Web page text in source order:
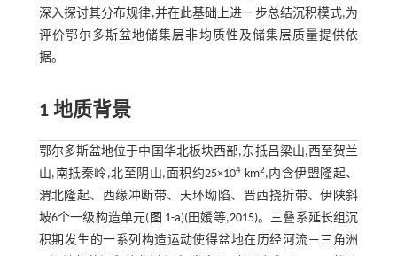
深入探讨其分布规律,并在此基础上进一步总结沉积模式,为
评价鄂尔多斯盆地储集层非均质性及储集层质量提供依
据。
1 地质背景
鄂尔多斯盆地位于中国华北板块西部,东抵吕梁山,西至贺兰
山,南抵秦岭,北至阴山,面积约25×104 km2,内含伊盟隆起、
渭北隆起、西缘冲断带、天环坳陷、晋西挠折带、伊陕斜
坡6个一级构造单元( 图 1-a)(田媛等,2015)。三叠系延长组沉
积期发生的一系列构造运动使得盆地在历经河流—三角洲